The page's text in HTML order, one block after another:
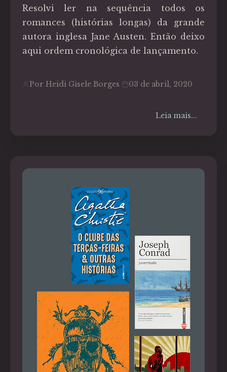
Resolvi ler na sequência todos os
romances (histórias longas) da grande
autora inglesa Jane Austen. Então deixo
aqui ordem cronológica de lançamento.
Por Heidi Gisele Borges 03 de abril, 2020
Leia mais...